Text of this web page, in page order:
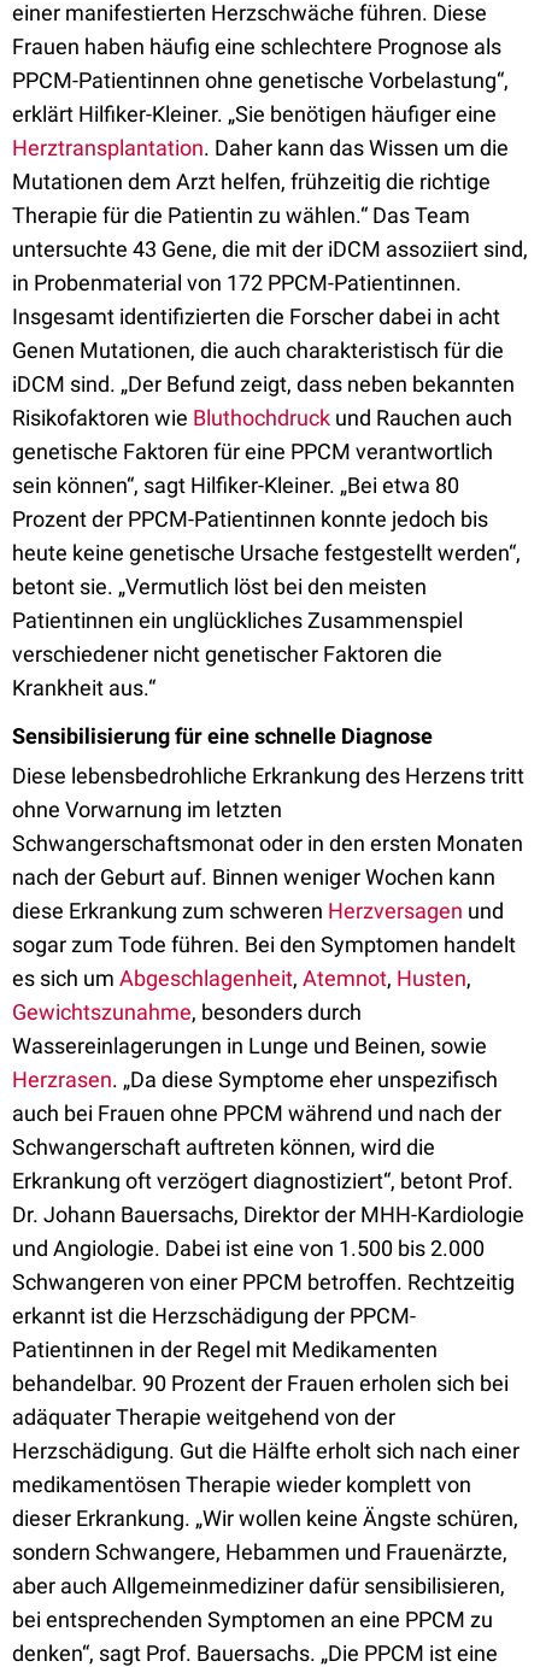
einer manifestierten Herzschwäche führen. Diese
Frauen haben häufig eine schlechtere Prognose als
PPCM-Patientinnen ohne genetische Vorbelastung“,
erklärt Hilfiker-Kleiner. „Sie benötigen häufiger eine
Herztransplantation. Daher kann das Wissen um die
Mutationen dem Arzt helfen, frühzeitig die richtige
Therapie für die Patientin zu wählen.“ Das Team
untersuchte 43 Gene, die mit der iDCM assoziiert sind,
in Probenmaterial von 172 PPCM-Patientinnen.
Insgesamt identifizierten die Forscher dabei in acht
Genen Mutationen, die auch charakteristisch für die
iDCM sind. „Der Befund zeigt, dass neben bekannten
Risikofaktoren wie Bluthochdruck und Rauchen auch
genetische Faktoren für eine PPCM verantwortlich
sein können“, sagt Hilfiker-Kleiner. „Bei etwa 80
Prozent der PPCM-Patientinnen konnte jedoch bis
heute keine genetische Ursache festgestellt werden“,
betont sie. „Vermutlich löst bei den meisten
Patientinnen ein unglückliches Zusammenspiel
verschiedener nicht genetischer Faktoren die
Krankheit aus.“
Sensibilisierung für eine schnelle Diagnose
Diese lebensbedrohliche Erkrankung des Herzens tritt
ohne Vorwarnung im letzten
Schwangerschaftsmonat oder in den ersten Monaten
nach der Geburt auf. Binnen weniger Wochen kann
diese Erkrankung zum schweren Herzversagen und
sogar zum Tode führen. Bei den Symptomen handelt
es sich um Abgeschlagenheit, Atemnot, Husten,
Gewichtszunahme, besonders durch
Wassereinlagerungen in Lunge und Beinen, sowie
Herzrasen. „Da diese Symptome eher unspezifisch
auch bei Frauen ohne PPCM während und nach der
Schwangerschaft auftreten können, wird die
Erkrankung oft verzögert diagnostiziert“, betont Prof.
Dr. Johann Bauersachs, Direktor der MHH-Kardiologie
und Angiologie. Dabei ist eine von 1.500 bis 2.000
Schwangeren von einer PPCM betroffen. Rechtzeitig
erkannt ist die Herzschädigung der PPCM-
Patientinnen in der Regel mit Medikamenten
behandelbar. 90 Prozent der Frauen erholen sich bei
adäquater Therapie weitgehend von der
Herzschädigung. Gut die Hälfte erholt sich nach einer
medikamentösen Therapie wieder komplett von
dieser Erkrankung. „Wir wollen keine Ängste schüren,
sondern Schwangere, Hebammen und Frauenärzte,
aber auch Allgemeinmediziner dafür sensibilisieren,
bei entsprechenden Symptomen an eine PPCM zu
denken“, sagt Prof. Bauersachs. „Die PPCM ist eine